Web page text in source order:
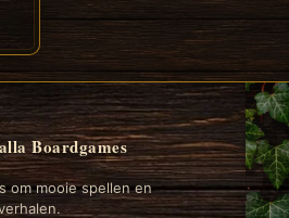
Boardgames
om mooie spellen en